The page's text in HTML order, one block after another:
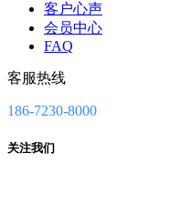
客户心声
会员中心
FAQ
客服热线
186-7230-8000
关注我们